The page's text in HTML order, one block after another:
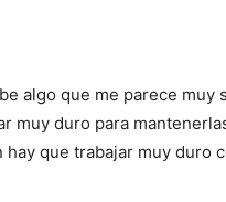
algo que me parece muy
muy duro para
que trabajar muy duro